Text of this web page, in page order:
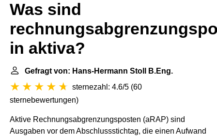
Was sind
in aktiva?
Gefragt von: Hans-Hermann Stoll B.Eng.
sternezahl: 4.6/5 (60
sternebewertungen)
Aktive Rechnungsabgrenzungsposten (aRAP) sind
Ausgaben vor dem Abschlussstichtag, die einen Aufwand